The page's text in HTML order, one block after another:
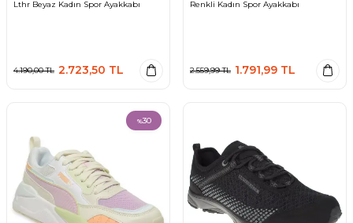
Lthr Beyaz Kadın Spor Ayakkabı
4.190,00TL 2.723,50 TL
Renkli Kadın Spor Ayakkabı
2.559,99TL 1.791,99 TL
%30